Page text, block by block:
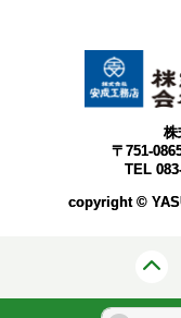
株
〒751-
TEL
copyright ©